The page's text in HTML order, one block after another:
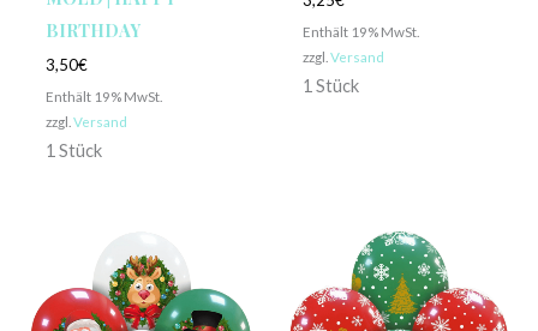
BIRTHDAY
3,50€
Enthält 19% MwSt.
zzgl. Versand
1 Stück
Enthält 19% MwSt.
zzgl. Versand
1 Stück